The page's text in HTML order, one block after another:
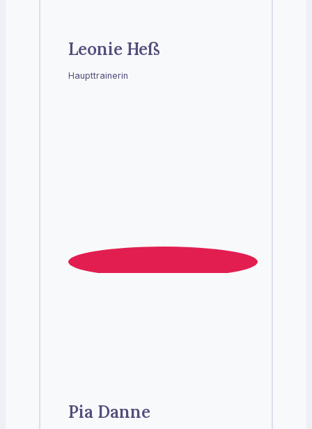
Leonie Heß
Haupttrainerin
Pia Danne